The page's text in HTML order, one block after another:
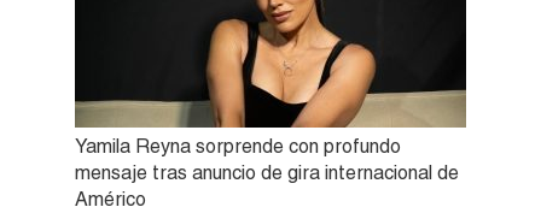
Yamila Reyna sorprende con profundo
mensaje tras anuncio de gira internacional de
Américo